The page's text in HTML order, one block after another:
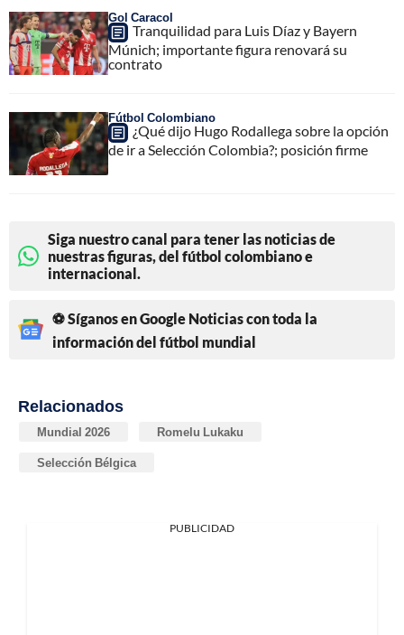
Gol Caracol
Tranquilidad para Luis Díaz y Bayern
Múnich; importante figura renovará su
contrato
Fútbol Colombiano
¿Qué dijo Hugo Rodallega sobre la opción
de ir a Selección Colombia?; posición firme
Siga nuestro canal para tener las noticias de
nuestras figuras, del fútbol colombiano e
internacional.
⚽ Síganos en Google Noticias con toda la
información del fútbol mundial
Relacionados
Mundial 2026 Romelu Lukaku
Selección Bélgica
PUBLICIDAD